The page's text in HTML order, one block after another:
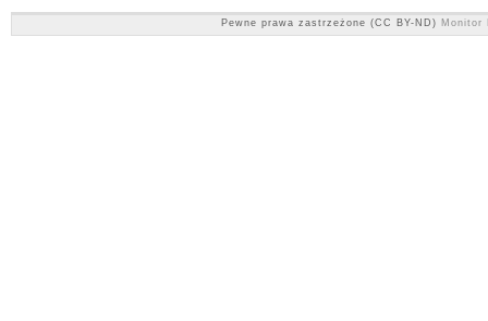
Pewne prawa zastrzeżone (CC BY-ND) Monitor